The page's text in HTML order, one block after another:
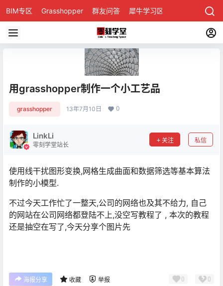
BIM专区 Grasshopper 群友问答 犀牛学习区
用grasshopper制作一个小工艺品
grasshopper 13年7月10日 0
LinkLi
零刻学堂站长
关注 私信
使用线干扰图形变换,网格生成曲面和数据筛选等基本算法
制作的小模型.
不过今天工作忙了一整天,公司的网络也及其不给力, 自己
的网站在公司网络都登陆不上,没空写教程了 , 本次的教程
还是抽空在写了,今天分享个图片先
海报分享 收藏 举报 0 0